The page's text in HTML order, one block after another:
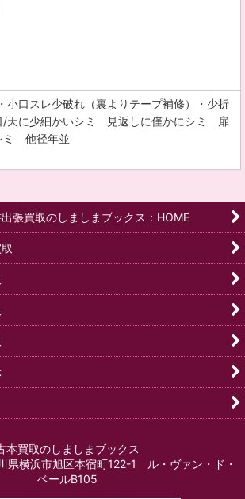
小口スレ少破れ（裏よりテープ補修）・少折
天に少細かいシミ 見返しに僅かにシミ 扉
ミ 他径年並
張買取のしましまブックス：HOME
本買取のしましまブックス
横浜市旭区本宿町122-1 ル・ヴァン・ド・
ベールB105